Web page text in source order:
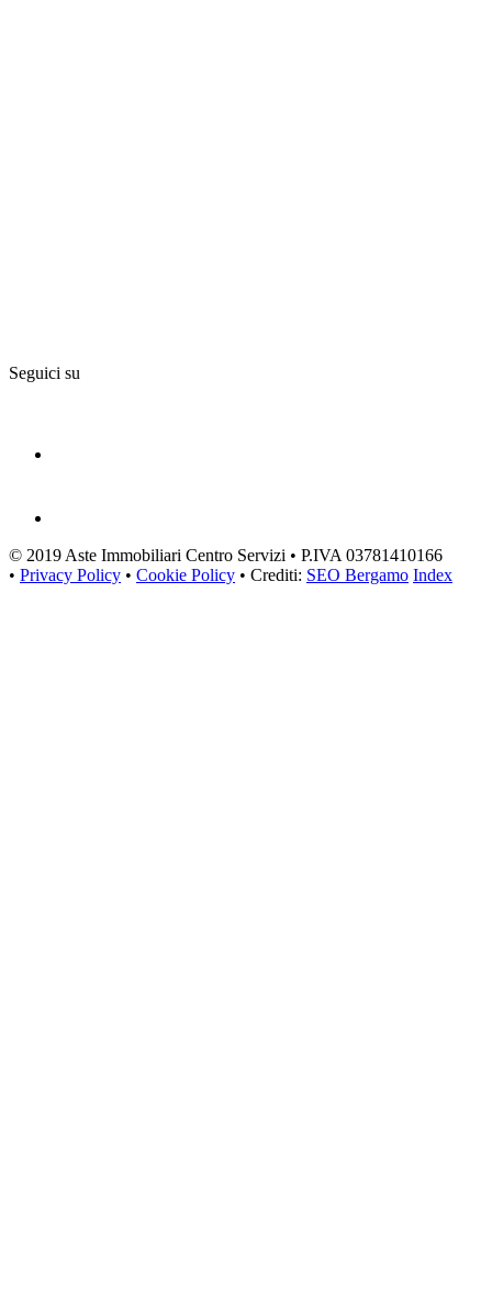
Seguici su
© 2019 Aste Immobiliari Centro Servizi • P.IVA 03781410166
• Privacy Policy • Cookie Policy • Crediti: SEO Bergamo Index